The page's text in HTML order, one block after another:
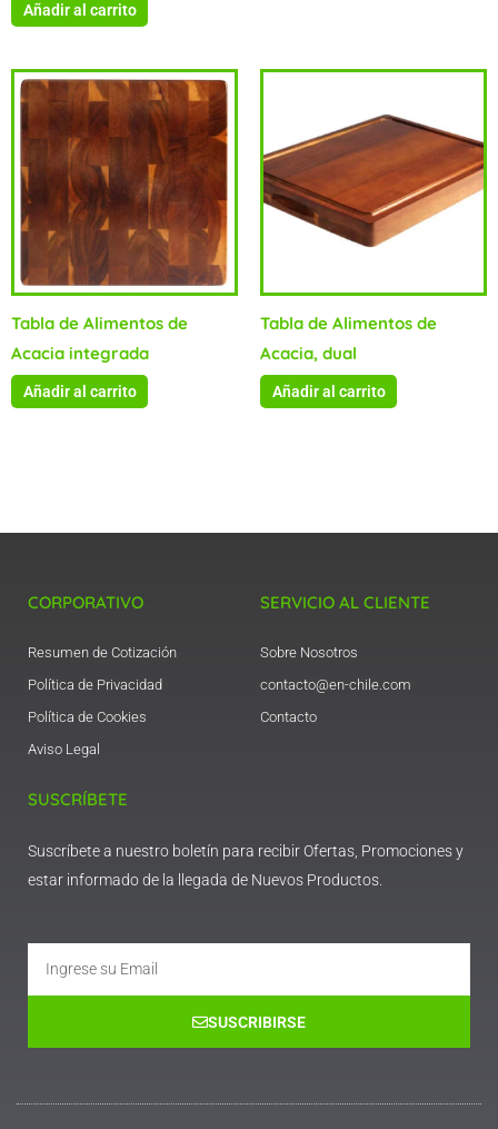
Añadir al carrito
Tabla de Alimentos de
Acacia integrada
Añadir al carrito
Tabla de Alimentos de
Acacia, dual
Añadir al carrito
CORPORATIVO
Resumen de Cotización
Política de Privacidad
Política de Cookies
Aviso Legal
SERVICIO AL CLIENTE
Sobre Nosotros
contacto@en-chile.com
Contacto
SUSCRÍBETE
Suscríbete a nuestro boletín para recibir Ofertas, Promociones y
estar informado de la llegada de Nuevos Productos.
SUSCRIBIRSE